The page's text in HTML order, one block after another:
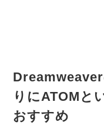
りにATOMと
おすすめ